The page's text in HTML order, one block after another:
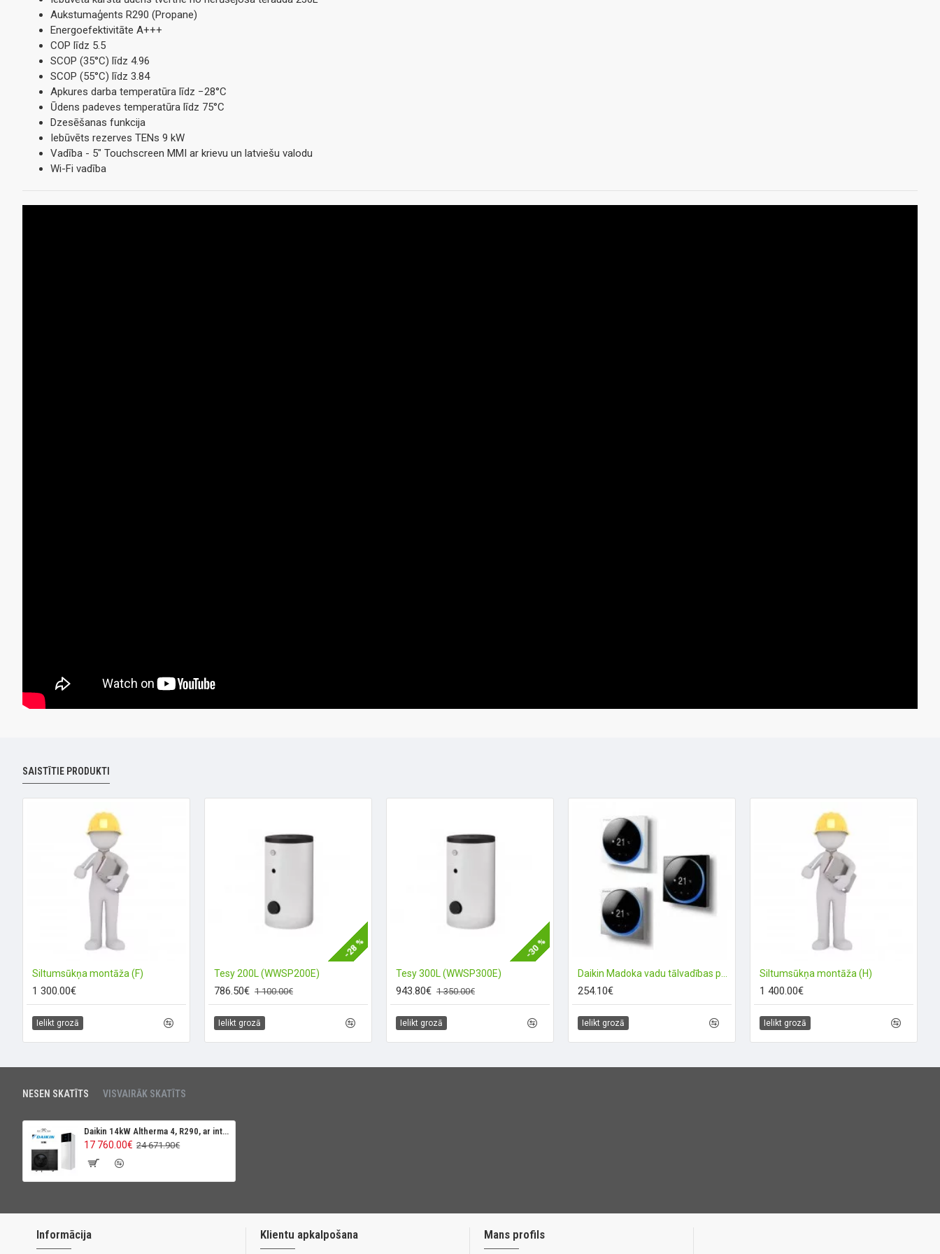
Aukstumaģents R290 (Propane)
Energoefektivitāte A+++
COP līdz 5.5
SCOP (35°C) līdz 4.96
SCOP (55°C) līdz 3.84
Apkures darba temperatūra līdz −28°C
Ūdens padeves temperatūra līdz 75°C
Dzesēšanas funkcija
Iebūvēts rezerves TENs 9 kW
Vadība - 5" Touchscreen MMI ar krievu un latviešu valodu
Wi-Fi vadība
SAISTĪTIE PRODUKTI
Siltumsūkņa montāža (F)
1 300.00€
Ielikt grozā
-28 %
Tesy 200L (WWSP200E)
786.50€ 1 100.00€
Ielikt grozā
-30 %
Tesy 300L (WWSP300E)
943.80€ 1 350.00€
Ielikt grozā
254.10€
Ielikt grozā
Siltumsūkņa montāža (H)
1 400.00€
Ielikt grozā
NESEN SKATĪTS VISVAIRĀK SKATĪTS
Daikin 14kW Altherma 4, R290, ar integrētu karstā ūdens tvertni 230L
17 760.00€ 24 671.90€
Informācija Klientu apkalpošana Mans profils